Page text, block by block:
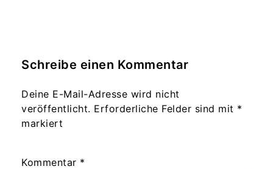
Schreibe einen Kommentar
Deine E-Mail-Adresse wird nicht
veröffentlicht. Erforderliche Felder sind mit *
markiert
Kommentar *